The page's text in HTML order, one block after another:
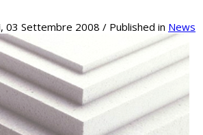
03 Settembre 2008 / Published in News